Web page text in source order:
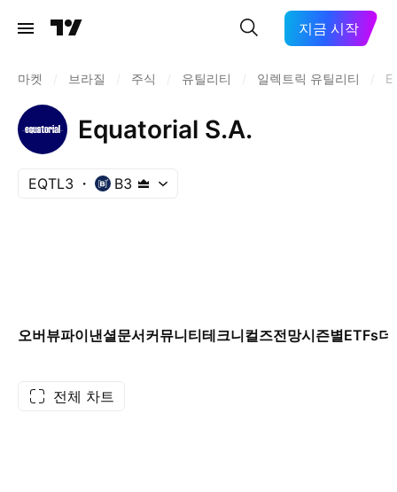
지금 시작
마켓 브라질 주식 유틸리티 일렉트릭 유틸리티
Equatorial S.A.
EQTL3 B3
오버뷰파이낸셜문서커뮤니티테크니컬즈전망시즌별ETFs더
전체 차트